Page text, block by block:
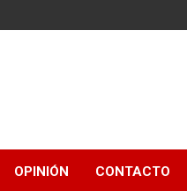
OPINIÓN CONTACTO